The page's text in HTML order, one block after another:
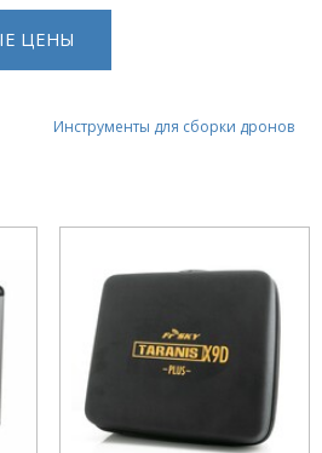
ЦЕНЫ
Инструменты для сборки дронов